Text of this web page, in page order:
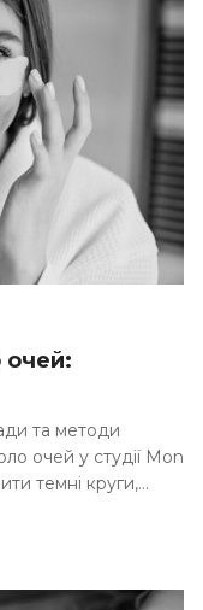
очей:
та методи
очей у студії Mon
темні круги,